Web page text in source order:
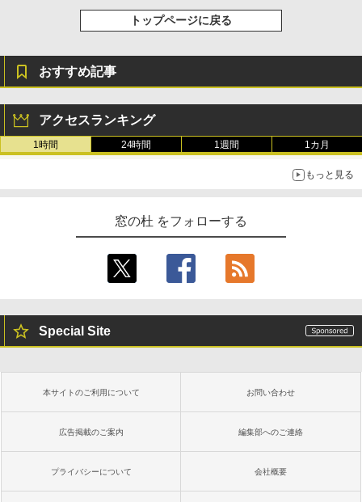
トップページに戻る
おすすめ記事
アクセスランキング
1時間 24時間 1週間 1カ月
もっと見る
窓の杜 をフォローする
Special Site
本サイトのご利用について お問い合わせ
広告掲載のご案内 編集部へのご連絡
プライバシーについて 会社概要